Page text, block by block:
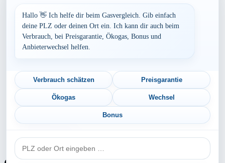
Bayern
Berlin
Brandenburg
Hamburg
Mecklenburg-Vorpommern
Niedersachsen
Nordrhein-Westfalen
Rheinland-Pfalz
Saarland
Sachsen-Anhalt
Hallo 👋 Ich helfe dir beim Gasvergleich. Gib einfach
deine PLZ oder deinen Ort ein. Ich kann dir auch beim
Verbrauch, bei Preisgarantie, Ökogas, Bonus und
Anbieterwechsel helfen.
Verbrauch schätzen Preisgarantie
Ökogas Wechsel
Bonus
PLZ
oder
Ort